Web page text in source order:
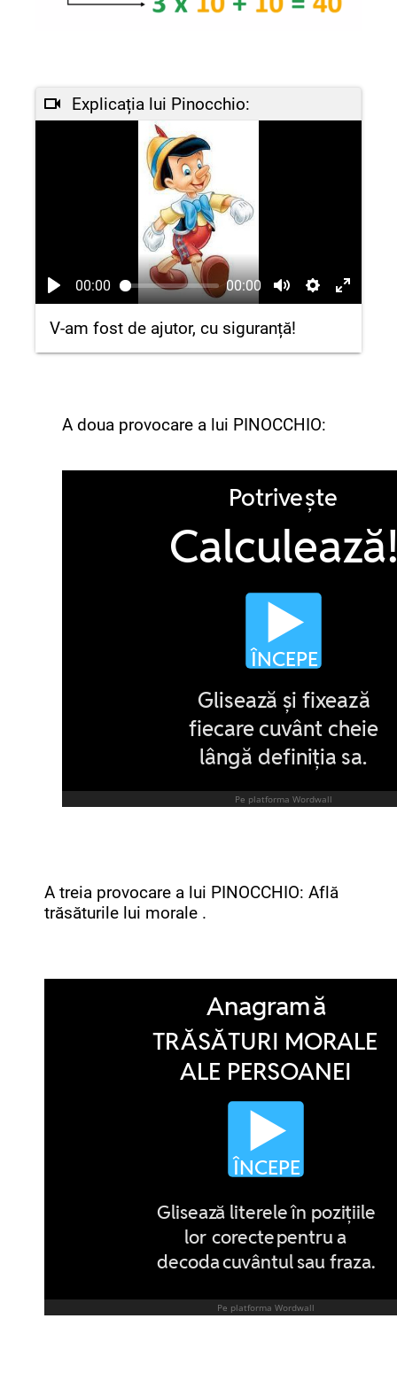
Explicația lui Pinocchio:
00:00 00:00
V-am fost de ajutor, cu siguranță!
A doua provocare a lui PINOCCHIO:
A treia provocare a lui PINOCCHIO: Află
trăsăturile lui morale .